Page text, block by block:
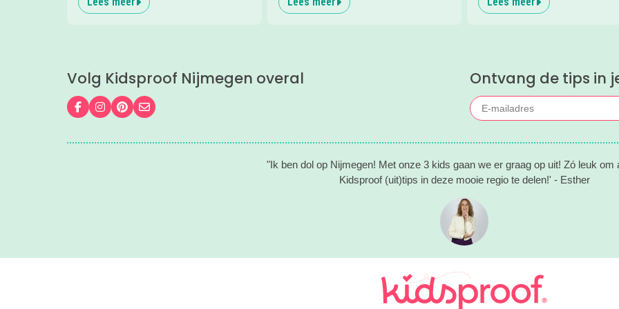
water.
Volg Kidsproof Nijmegen overal
Volg ons op Facebook
Volg ons op Instagram
Volg ons op Pinterest
Mail ons
Ontvang de tips in
"Ik ben dol op Nijmegen! Met onze 3 kids gaan we er graag op uit! Zó leuk om
Kidsproof (uit)tips in deze mooie regio te delen!' - Esther